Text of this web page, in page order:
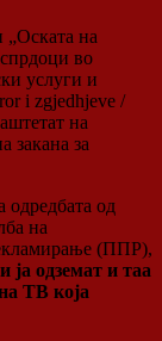
„Оската на
во
услуги и
i zgjedhjeve /
на
закана за
одредбата од
на
(ППР),
одземат и таа
ТВ која